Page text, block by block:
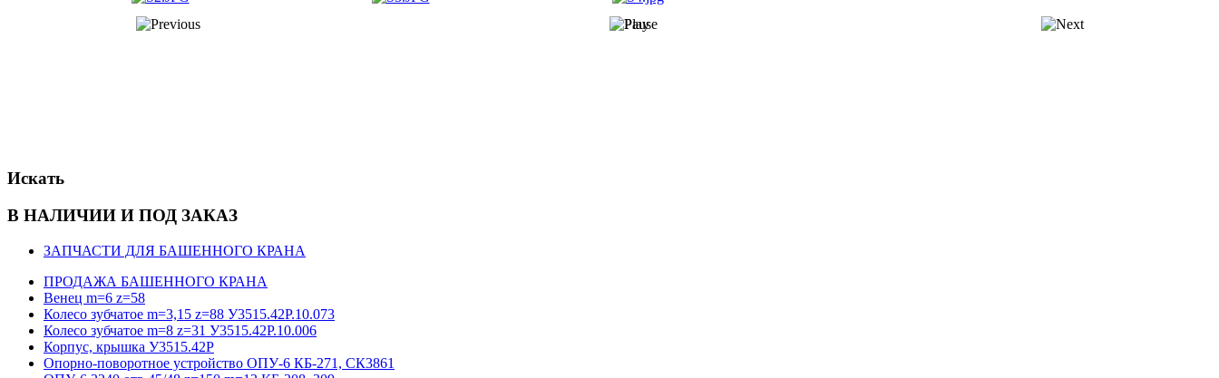
Искать
В НАЛИЧИИ И ПОД ЗАКАЗ
ЗАПЧАСТИ ДЛЯ БАШЕННОГО КРАНА
ПРОДАЖА БАШЕННОГО КРАНА
Венец m=6 z=58
Колесо зубчатое m=3,15 z=88 У3515.42Р.10.073
Колесо зубчатое m=8 z=31 У3515.42Р.10.006
Корпус, крышка У3515.42Р
Опорно-поворотное устройство ОПУ-6 КБ-271, СК3861